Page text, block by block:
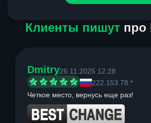
Клиенты пишут про
Dmitry26.11.2025 12:28
222.153.78.*
Четкое место, вернусь еще раз!